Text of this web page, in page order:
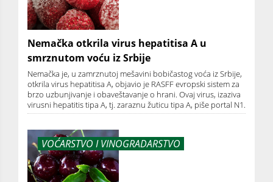
Nemačka otkrila virus hepatitisa A u
smrznutom voću iz Srbije
Nemačka je, u zamrznutoj mešavini bobičastog voća iz Srbije,
otkrila virus hepatitisa A, objavio je RASFF evropski sistem za
brzo uzbunjivanje i obaveštavanje o hrani. Ovaj virus, izaziva
virusni hepatitis tipa A, tj. zaraznu žuticu tipa A, piše portal N1.
VOĆARSTVO I VINOGRADARSTVO